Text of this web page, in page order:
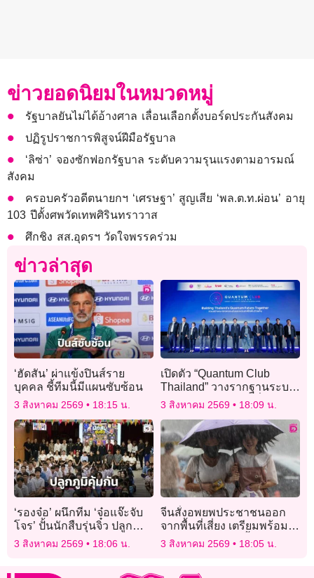
ข่าวยอดนิยมในหมวดหมู่
รัฐบาลยันไม่ได้อ้างศาล เลื่อนเลือกตั้งบอร์ดประกันสังคม
ปฏิรูปราชการพิสูจน์ฝีมือรัฐบาล
‘ลิซ่า’ จองซักฟอกรัฐบาล ระดับความรุนแรงตามอารมณ์
สังคม
ครอบครัวอดีตนายกฯ ‘เศรษฐา’ สูญเสีย ‘พล.ต.ท.ผ่อน’ อายุ
103 ปีตั้งศพวัดเทพศิรินทราวาส
ศึกชิง สส.อุดรฯ วัดใจพรรคร่วม
ข่าวล่าสุด
‘ฮัดสัน’ ผ่าแข้งปินส์ราย
บุคคล ชี้ทีมนี้มีแผนซับซ้อน
3 สิงหาคม 2569 18:15 น.
เปิดตัว “Quantum Club
Thailand” วางรากฐานระบบ
นิเวศควอนตัมไทย เชื่อมงาน
อุตสาหกรรม
3 สิงหาคม 2569 18:09 น.
‘รองจ๋อ’ ผนึกทีม ‘จ๋อแจ๊ะจับ
โจร’ ปั้นนักสืบรุ่นจิ๋ว ปลูก
ภูมิคุ้มกันภัยไซเบอร์-ยาเสพ
3 สิงหาคม 2569 18:06 น.
จีนสั่งอพยพประชาชนออก
จากพื้นที่เสี่ยง เตรียมพร้อม
รับมือฝนตกหนัก-น้ำท่วม
3 สิงหาคม 2569 18:05 น.